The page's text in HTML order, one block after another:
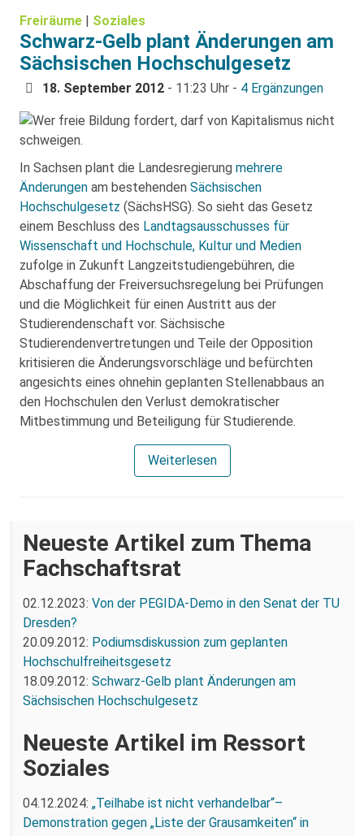
Freiräume | Soziales
Schwarz-Gelb plant Änderungen am
Sächsischen Hochschulgesetz
18. September 2012 - 11:23 Uhr - 4 Ergänzungen
In Sachsen plant die Landesregierung mehrere
Änderungen am bestehenden Sächsischen
Hochschulgesetz (SächsHSG). So sieht das Gesetz
einem Beschluss des Landtagsausschusses für
Wissenschaft und Hochschule, Kultur und Medien
zufolge in Zukunft Langzeitstudiengebühren, die
Abschaffung der Freiversuchsregelung bei Prüfungen
und die Möglichkeit für einen Austritt aus der
Studierendenschaft vor. Sächsische
Studierendenvertretungen und Teile der Opposition
kritisieren die Änderungsvorschläge und befürchten
angesichts eines ohnehin geplanten Stellenabbaus an
den Hochschulen den Verlust demokratischer
Mitbestimmung und Beteiligung für Studierende.
Weiterlesen
Neueste Artikel zum Thema
Fachschaftsrat
02.12.2023: Von der PEGIDA-Demo in den Senat der TU
Dresden?
20.09.2012: Podiumsdiskussion zum geplanten
Hochschulfreiheitsgesetz
18.09.2012: Schwarz-Gelb plant Änderungen am
Sächsischen Hochschulgesetz
Neueste Artikel im Ressort
Soziales
04.12.2024: „Teilhabe ist nicht verhandelbar“–
Demonstration gegen „Liste der Grausamkeiten“ in